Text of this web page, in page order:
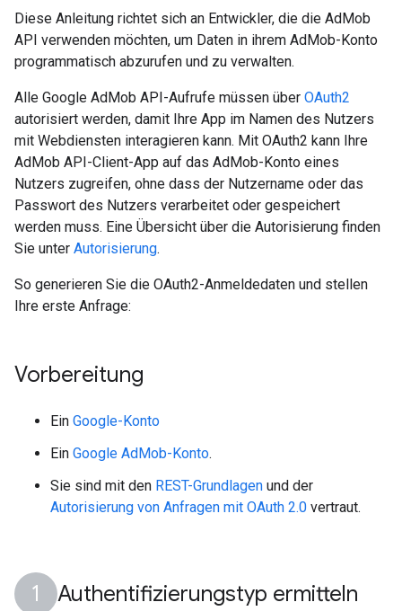
Diese Anleitung richtet sich an Entwickler, die die AdMob
API verwenden möchten, um Daten in ihrem AdMob-Konto
programmatisch abzurufen und zu verwalten.
Alle Google AdMob API-Aufrufe müssen über OAuth2
autorisiert werden, damit Ihre App im Namen des Nutzers
mit Webdiensten interagieren kann. Mit OAuth2 kann Ihre
AdMob API-Client-App auf das AdMob-Konto eines
Nutzers zugreifen, ohne dass der Nutzername oder das
Passwort des Nutzers verarbeitet oder gespeichert
werden muss. Eine Übersicht über die Autorisierung finden
Sie unter Autorisierung.
So generieren Sie die OAuth2-Anmeldedaten und stellen
Ihre erste Anfrage:
Vorbereitung
Ein Google-Konto
Ein Google AdMob-Konto.
Sie sind mit den REST-Grundlagen und der
Autorisierung von Anfragen mit OAuth 2.0 vertraut.
Authentifizierungstyp ermitteln